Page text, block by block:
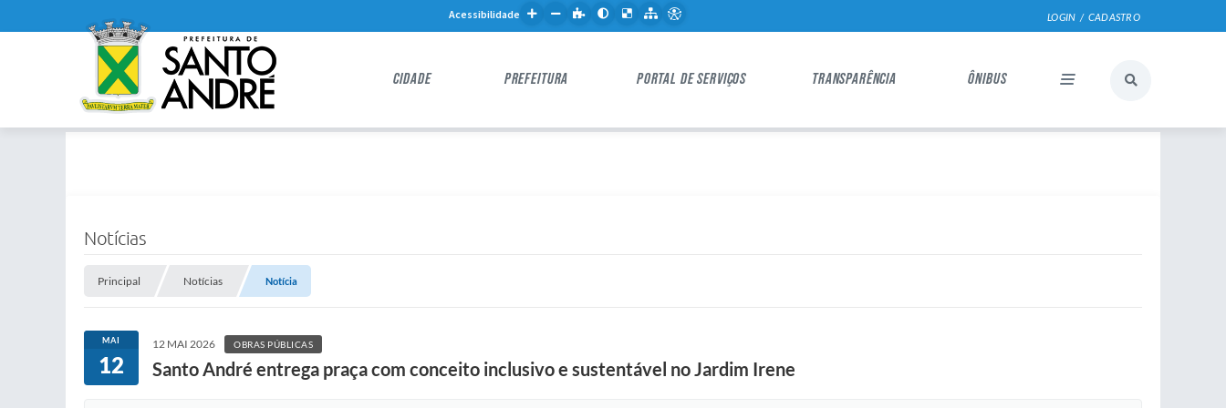
LOGIN / CADASTRO
Acessibilidade
CIDADE PREFEITURA PORTAL DE SERVIÇOS TRANSPARÊNCIA ÔNIBUS
Notícias
Principal Notícias Notícia
MAI
12
12 MAI 2026 OBRAS PÚBLICAS
Santo André entrega praça com conceito inclusivo e sustentável no Jardim Irene